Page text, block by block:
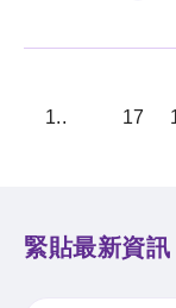
1.. 17
緊貼最新資